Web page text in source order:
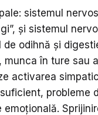
sistemul
și sistemul
odihnă și
munca în ture sau
activarea
probleme